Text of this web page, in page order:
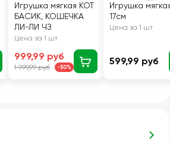
Игрушка мягкая КОТ
БАСИК, КОШЕЧКА
ЛИ-ЛИ ЧЗ
Цена за 1 шт
999,99 руб
1 999,99 руб -50%
Игрушка
17см
Цена за 1 шт
599,99 руб